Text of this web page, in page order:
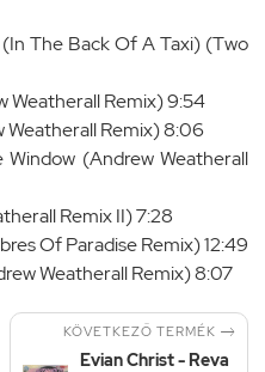
The Back Of A Taxi) (Two
Weatherall Remix) 9:54
Weatherall Remix) 8:06
(Andrew Weatherall
Remix II) 7:28
Of Paradise Remix) 12:49
Weatherall Remix) 8:07
KÖVETKEZŐ TERMÉK 
Evian Christ - Reva